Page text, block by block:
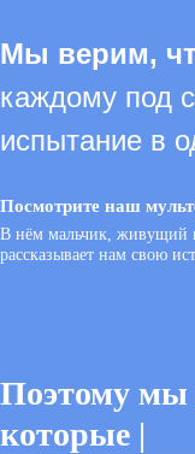
Мы верим,
каждому под
испытание в
Посмотрите наш
В нём мальчик, живущий в
рассказывает нам свою
Поэтому мы
которые |